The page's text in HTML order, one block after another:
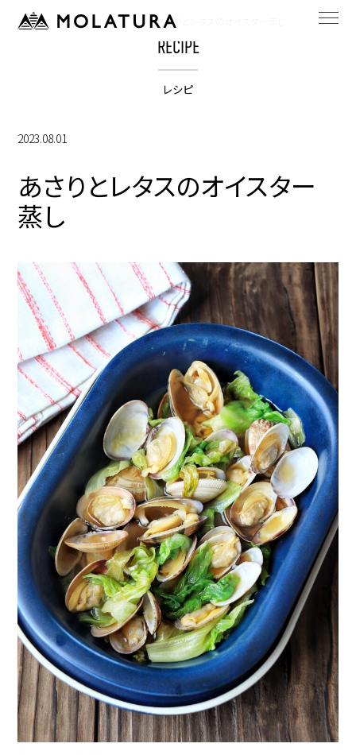
HOME rangestarのレシピ あさりとレタスのオイスター蒸し
RECIPE
レシピ
2023.08.01
あさりとレタスのオイスター
蒸し